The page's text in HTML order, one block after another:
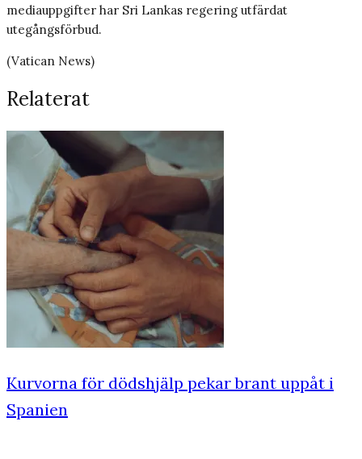
mediauppgifter har Sri Lankas regering utfärdat
utegångsförbud.
(Vatican News)
Relaterat
Kurvorna för dödshjälp pekar brant uppåt i
Spanien